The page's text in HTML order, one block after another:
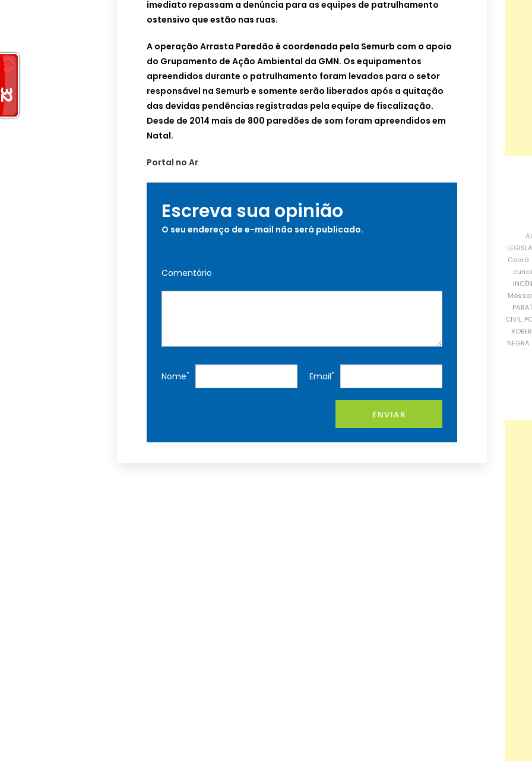
imediato repassam a denúncia para as equipes de patrulhamento
ostensivo que estão nas ruas.
A operação Arrasta Paredão é coordenada pela Semurb com o apoio
do Grupamento de Ação Ambiental da GMN. Os equipamentos
apreendidos durante o patrulhamento foram levados para o setor
responsável na Semurb e somente serão liberados após a quitação
das devidas pendências registradas pela equipe de fiscalização.
Desde de 2014 mais de 800 paredões de som foram apreendidos em
Natal.
Portal no Ar
Escreva sua opinião
O seu endereço de e-mail não será publicado.
Comentário
Nome* Email*
ENVIAR
Ceará
CIVIL
NEGRA